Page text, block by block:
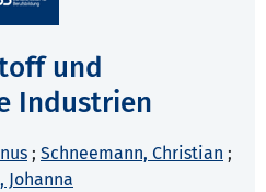
und
Industrien
; Schneemann, Christian ;
Johanna